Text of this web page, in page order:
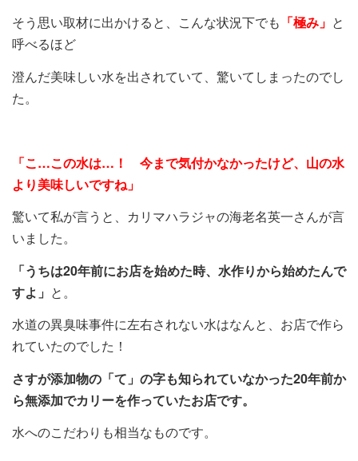
そう思い取材に出かけると、こんな状況下でも 「極み」 と
呼べるほど
澄んだ美味しい水を出されていて、驚いてしまったのでし
た。
「こ…この水は…！ 今まで気付かなかったけど、山の水
より美味しいですね」
驚いて私が言うと、カリマハラジャの海老名英一さんが言
いました。
「うちは20年前にお店を始めた時、水作りから始めたんで
すよ」 と。
水道の異臭味事件に左右されない水はなんと、お店で作ら
れていたのでした！
さすが添加物の「て」の字も知られていなかった20年前か
ら無添加でカリーを作っていたお店です。
水へのこだわりも相当なものです。